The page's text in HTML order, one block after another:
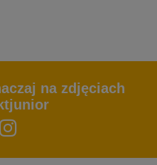
na zdjęciach